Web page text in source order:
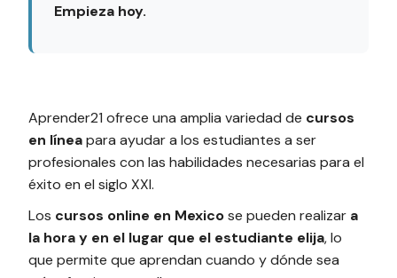
Empieza hoy.
Aprender21 ofrece una amplia variedad de cursos
en líneapara ayudar a los estudiantes a ser
profesionales con las habilidades necesarias para el
éxito en el siglo XXI.
Los cursos online en Mexicose pueden realizar a
la hora y en el lugar que el estudiante elija, lo
que permite que aprendan cuando y dónde sea